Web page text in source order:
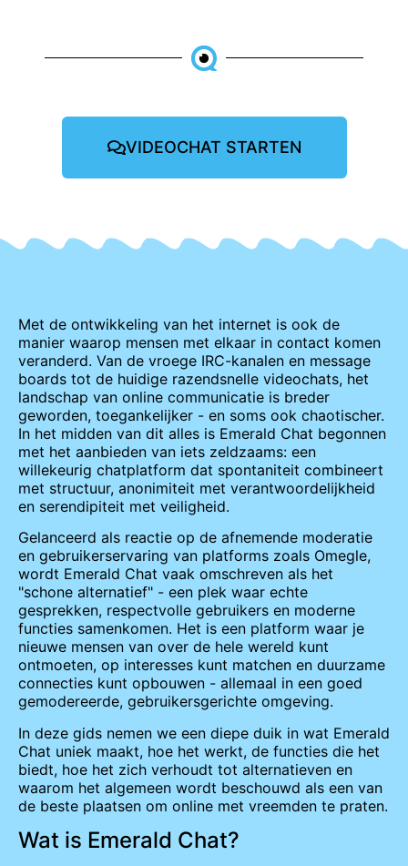
VIDEOCHAT STARTEN
Met de ontwikkeling van het internet is ook de
manier waarop mensen met elkaar in contact komen
veranderd. Van de vroege IRC-kanalen en message
boards tot de huidige razendsnelle videochats, het
landschap van online communicatie is breder
geworden, toegankelijker - en soms ook chaotischer.
In het midden van dit alles is Emerald Chat begonnen
met het aanbieden van iets zeldzaams: een
willekeurig chatplatform dat spontaniteit combineert
met structuur, anonimiteit met verantwoordelijkheid
en serendipiteit met veiligheid.
Gelanceerd als reactie op de afnemende moderatie
en gebruikerservaring van platforms zoals Omegle,
wordt Emerald Chat vaak omschreven als het
"schone alternatief" - een plek waar echte
gesprekken, respectvolle gebruikers en moderne
functies samenkomen. Het is een platform waar je
nieuwe mensen van over de hele wereld kunt
ontmoeten, op interesses kunt matchen en duurzame
connecties kunt opbouwen - allemaal in een goed
gemodereerde, gebruikersgerichte omgeving.
In deze gids nemen we een diepe duik in wat Emerald
Chat uniek maakt, hoe het werkt, de functies die het
biedt, hoe het zich verhoudt tot alternatieven en
waarom het algemeen wordt beschouwd als een van
de beste plaatsen om online met vreemden te praten.
Wat is Emerald Chat?